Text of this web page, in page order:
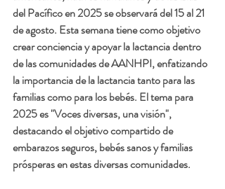
del Pacífico en 2025 se observará del 15 al 21
de agosto. Esta semana tiene como objetivo
crear conciencia y apoyar la lactancia dentro
de las comunidades de AANHPI, enfatizando
la importancia de la lactancia tanto para las
familias como para los bebés. El tema para
2025 es "Voces diversas, una visión",
destacando el objetivo compartido de
embarazos seguros, bebés sanos y familias
prósperas en estas diversas comunidades.